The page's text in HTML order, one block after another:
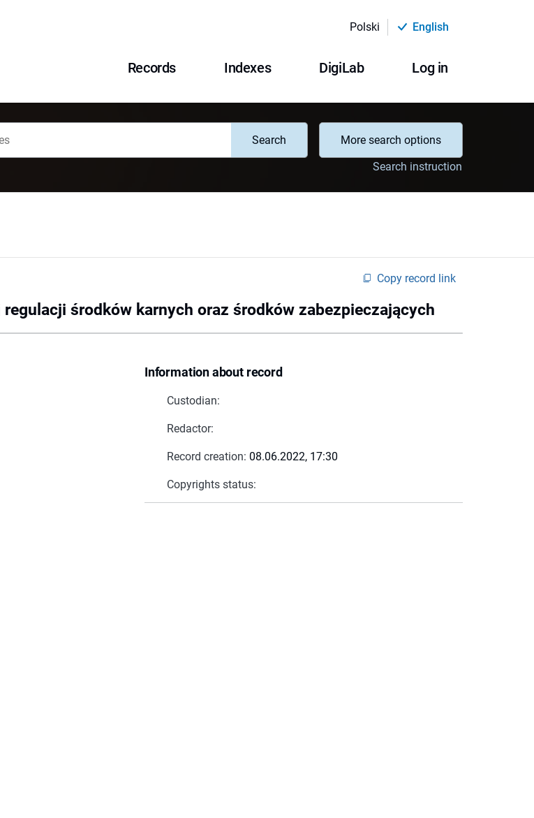
Polski English
Records Indexes DigiLab Log in
Search
More search options
Search instruction
Copy record link
środków karnych oraz środków zabezpieczających
Information about record
Custodian:
Redactor:
Record creation: 08.06.2022, 17:30
Copyrights status: